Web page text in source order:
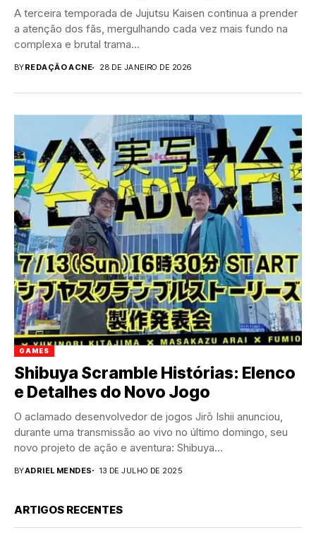
A terceira temporada de Jujutsu Kaisen continua a prender
a atenção dos fãs, mergulhando cada vez mais fundo na
complexa e brutal trama...
BYREDAÇÃO ACNE 28 DE JANEIRO DE 2026
GAMES
Shibuya Scramble Histórias: Elenco
e Detalhes do Novo Jogo
O aclamado desenvolvedor de jogos Jirō Ishii anunciou,
durante uma transmissão ao vivo no último domingo, seu
novo projeto de ação e aventura: Shibuya...
BYADRIEL MENDES 13 DE JULHO DE 2025
ARTIGOS RECENTES